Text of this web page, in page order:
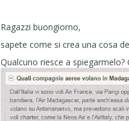
Ragazzi buongiorno,
sapete come si crea una cosa
Qualcuno riesce a spiegarmelo?